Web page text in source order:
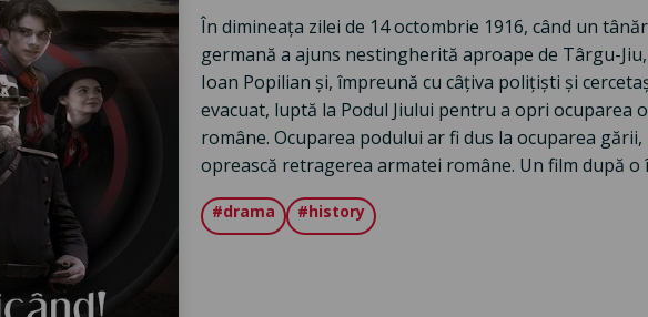
În dimineața zilei de 14 octombrie 1916, când un
germană a ajuns nestingherită aproape de Târgu-
Ioan Popilian și, împreună cu câțiva polițiști și
evacuat, luptă la Podul Jiului pentru a opri ocuparea
române. Ocuparea podului ar fi dus la ocuparea
oprească retragerea armatei române. Un film după o
#drama #history